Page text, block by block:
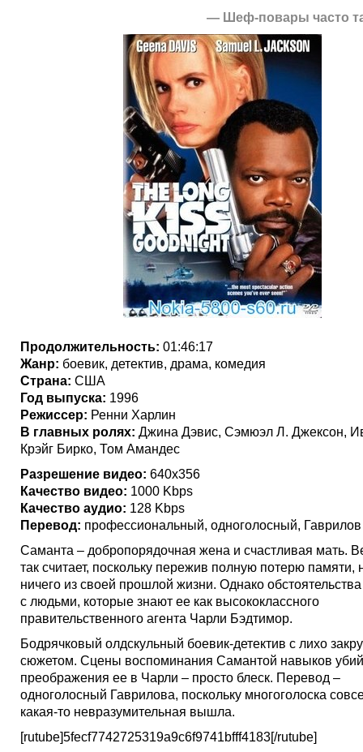
— Шеф-повары часто
Продолжительность: 01:46:17
Жанр: боевик, детектив, драма, комедия
Страна: США
Год выпуска: 1996
Режиссер: Ренни Харлин
В главных ролях: Джина Дэвис, Сэмюэл Л. Джексон,
Крэйг Бирко, Том Амандес
Разрешение видео: 640х356
Качество видео: 1000 Kbps
Качество аудио: 128 Kbps
Перевод: профессиональный, одноголосный, Гаврилов
Саманта – добропорядочная жена и счастливая мать.
так считает, поскольку пережив полную потерю памяти,
ничего из своей прошлой жизни. Однако
с людьми, которые знают ее как высококлассного
правительственного агента Чарли Бэдтимор.
Бодрячковый олдскульный боевик-детектив с лихо
сюжетом. Сцены воспоминания Самантой навыков
преображения ее в Чарли – просто блеск. Перевод –
одноголосный Гаврилова, поскольку многоголоска
какая-то невразумительная вышла.
[rutube]5fecf7742725319a9c6f9741bfff4183[/rutube]